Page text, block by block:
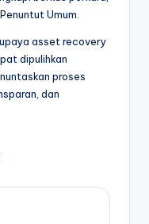
Umum.
asset recovery
dipulihkan
proses
dan